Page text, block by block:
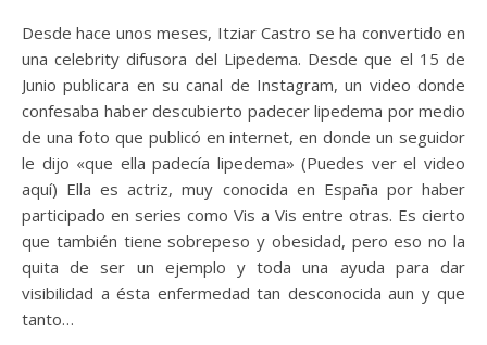
Desde hace unos meses, Itziar Castro se ha convertido en
una celebrity difusora del Lipedema. Desde que el 15 de
Junio publicara en su canal de Instagram, un video donde
confesaba haber descubierto padecer lipedema por medio
de una foto que publicó en internet, en donde un seguidor
le dijo «que ella padecía lipedema» (Puedes ver el video
aquí) Ella es actriz, muy conocida en España por haber
participado en series como Vis a Vis entre otras. Es cierto
que también tiene sobrepeso y obesidad, pero eso no la
quita de ser un ejemplo y toda una ayuda para dar
visibilidad a ésta enfermedad tan desconocida aun y que
tanto…